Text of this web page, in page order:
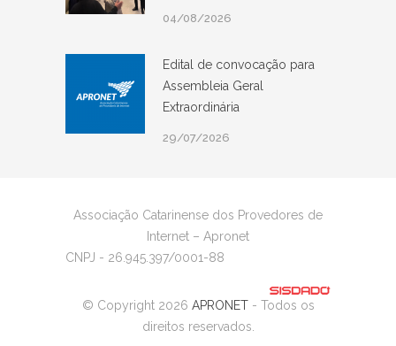
04/08/2026
Edital de convocação para
Assembleia Geral
Extraordinária
29/07/2026
Associação Catarinense dos Provedores de
Internet – Apronet
CNPJ - 26.945.397/0001-88
© Copyright 2026 APRONET- Todos os
direitos reservados.